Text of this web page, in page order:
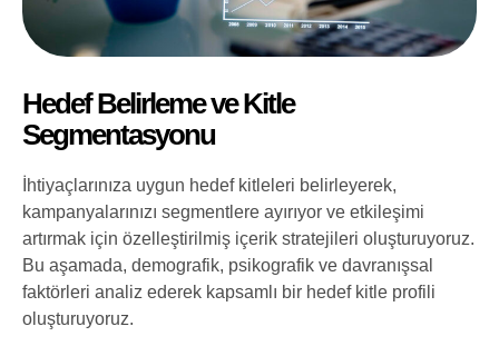
Hedef Belirleme ve Kitle
Segmentasyonu
İhtiyaçlarınıza uygun hedef kitleleri belirleyerek,
kampanyalarınızı segmentlere ayırıyor ve etkileşimi
artırmak için özelleştirilmiş içerik stratejileri oluşturuyoruz.
Bu aşamada, demografik, psikografik ve davranışsal
faktörleri analiz ederek kapsamlı bir hedef kitle profili
oluşturuyoruz.